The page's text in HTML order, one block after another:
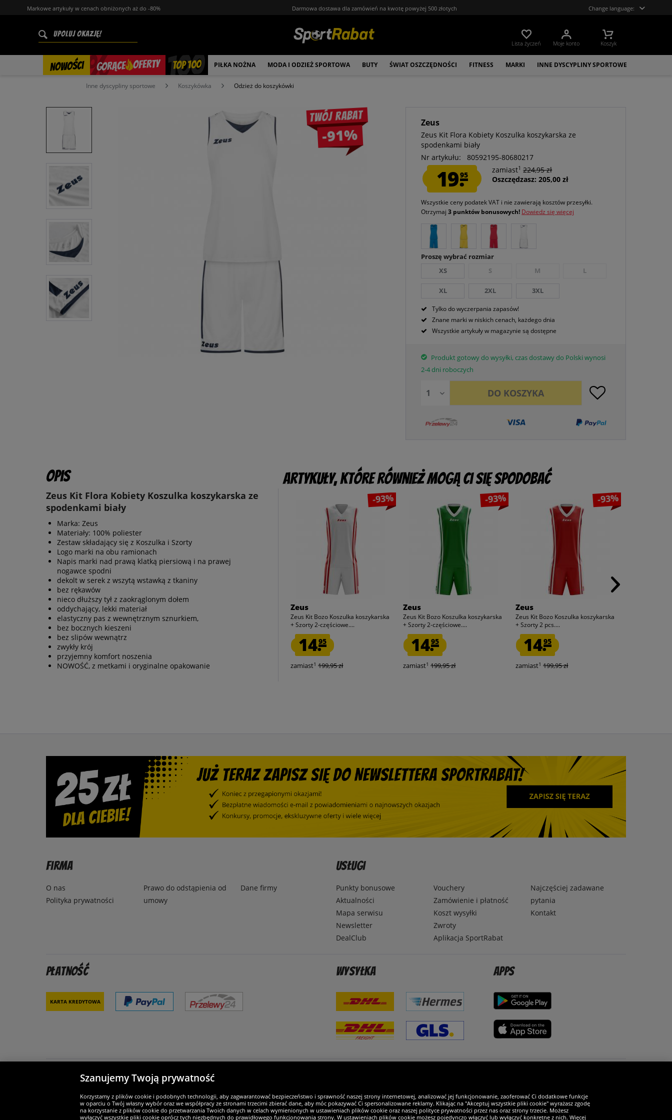
Markowe artykuły w cenach obniżonych aż do -80% Darmowa dostawa dla zamówień na kwotę powyżej 500 złotych Change language:
Lista życzeń Moje konto Koszyk
NOWOŚCI GORĄCE OFERTY
% TOP 100 PIŁKA NOŻNA MODA I ODZIEŻ SPORTOWA BUTY ŚWIAT OSZCZĘDNOŚCI FITNESS MARKI INNE DYSCYPLINY SPORTOWE
Inne dyscypliny sportowe Koszykówka Odzież do koszykówki
Twój rabat
-91%
Zeus
Zeus Kit Flora Kobiety Koszulka koszykarska ze
spodenkami biały
Nr artykułu:
80592195-80680217
19.95
zamiast1 224,95 zł
Oszczędzasz: 205,00 zł
Wszystkie ceny podatek VAT i nie zawierają kosztów przesyłki.
Otrzymaj3 punktów bonusowych! Dowiedz się więcej
Proszę wybrać rozmiar
XS
S M L
XL 2XL 3XL
Tylko do wyczerpania zapasów!
Znane marki w niskich cenach, każdego dnia
Wszystkie artykuły w magazynie są dostępne
Produkt gotowy do wysyłki, czas dostawy do Polski wynosi
2-4 dni roboczych
DO KOSZYKA
Opis
Zeus Kit Flora Kobiety Koszulka koszykarska ze
spodenkami biały
Marka: Zeus
Materiały: 100% poliester
Zestaw składający się z Koszulka i Szorty
Logo marki na obu ramionach
Napis marki nad prawą klatką piersiową i na prawej
nogawce spodni
dekolt w serek z wszytą wstawką z tkaniny
bez rękawów
nieco dłuższy tył z zaokrąglonym dołem
oddychający, lekki materiał
elastyczny pas z wewnętrznym sznurkiem,
bez bocznych kieszeni
bez slipów wewnątrz
zwykły krój
przyjemny komfort noszenia
NOWOŚĆ, z metkami i oryginalne opakowanie
Artykuły, które również mogą Ci się spodobać
-93%
Zeus
Zeus Kit Bozo Koszulka koszykarska
+ Szorty 2-częściowe....
14.95
zamiast1 199,95 zł
-93%
Zeus
Zeus Kit Bozo Koszulka koszykarska
+ Szorty 2-częściowe....
14.95
zamiast1 199,95 zł
-93%
Zeus
Zeus Kit Bozo Koszulka koszykarska
+ Szorty 2 pcs....
14.95
zamiast1 199,95 zł
Firma
O nas
Polityka prywatności
Prawo do odstąpienia od
umowy
Dane firmy
Usługi
Punkty bonusowe
Aktualności
Mapa serwisu
Newsletter
DealClub
Vouchery
Zamówienie i płatność
Koszt wysyłki
Zwroty
Aplikacja SportRabat
Najczęściej zadawane
pytania
Kontakt
Płatność
Karta kredytowa
Wysyłka Apps
Partnerzy i bezpieczeństwo Jesteśmy wyjątkowi
Szanujemy Twoją prywatność
Korzystamy z plików cookie i podobnych technologii, aby zagwarantować bezpieczeństwo i sprawność naszej strony internetowej, analizować jej funkcjonowanie, zaoferować Ci dodatkowe funkcje
w oparciu o Twój własny wybór oraz we współpracy ze stronami trzecimi zbierać dane, aby móc pokazywać Ci spersonalizowane reklamy. Klikając na "Akceptuj wszystkie pliki cookie" wyrażasz zgodę
na korzystanie z plików cookie do przetwarzania Twoich danych w celach wymienionych w ustawieniach plików cookie oraz naszej polityce prywatności przez nas oraz strony trzecie. Możesz
wyłączyć wszystkie pliki cookie oprócz tych niezbędnych do prawidłowego funkcjonowania strony. W ustawieniach plików cookie możesz pojedynczo włączyć lub wyłączyć konkretne z nich. Więcej